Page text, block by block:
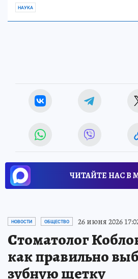
НАУКА
ЧИТАЙТЕ НАС В
НОВОСТИ ОБЩЕСТВО 26 июня 2026
Стоматолог
как правильно
зубную щетку